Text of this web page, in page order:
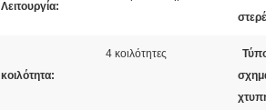
Λειτουργία:
κοιλότητα:
4 κοιλότητες